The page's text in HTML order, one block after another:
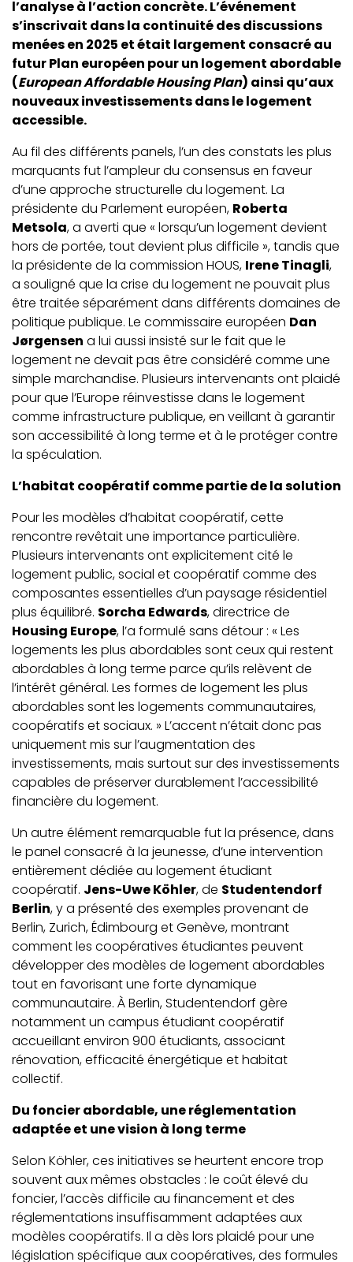
l’analyse à l’action concrète. L’événement
s’inscrivait dans la continuité des discussions
menées en 2025 et était largement consacré au
futur Plan européen pour un logement abordable
(European Affordable Housing Plan) ainsi qu’aux
nouveaux investissements dans le logement
accessible.
Au fil des différents panels, l’un des constats les plus
marquants fut l’ampleur du consensus en faveur
d’une approche structurelle du logement. La
présidente du Parlement européen, Roberta
Metsola, a averti que « lorsqu’un logement devient
hors de portée, tout devient plus difficile », tandis que
la présidente de la commission HOUS, Irene Tinagli,
a souligné que la crise du logement ne pouvait plus
être traitée séparément dans différents domaines de
politique publique. Le commissaire européen Dan
Jørgensen a lui aussi insisté sur le fait que le
logement ne devait pas être considéré comme une
simple marchandise. Plusieurs intervenants ont plaidé
pour que l’Europe réinvestisse dans le logement
comme infrastructure publique, en veillant à garantir
son accessibilité à long terme et à le protéger contre
la spéculation.
L’habitat coopératif comme partie de la solution
Pour les modèles d’habitat coopératif, cette
rencontre revêtait une importance particulière.
Plusieurs intervenants ont explicitement cité le
logement public, social et coopératif comme des
composantes essentielles d’un paysage résidentiel
plus équilibré. Sorcha Edwards, directrice de
Housing Europe, l’a formulé sans détour : « Les
logements les plus abordables sont ceux qui restent
abordables à long terme parce qu’ils relèvent de
l’intérêt général. Les formes de logement les plus
abordables sont les logements communautaires,
coopératifs et sociaux. » L’accent n’était donc pas
uniquement mis sur l’augmentation des
investissements, mais surtout sur des investissements
capables de préserver durablement l’accessibilité
financière du logement.
Un autre élément remarquable fut la présence, dans
le panel consacré à la jeunesse, d’une intervention
entièrement dédiée au logement étudiant
coopératif. Jens-Uwe Köhler, de Studentendorf
Berlin, y a présenté des exemples provenant de
Berlin, Zurich, Édimbourg et Genève, montrant
comment les coopératives étudiantes peuvent
développer des modèles de logement abordables
tout en favorisant une forte dynamique
communautaire. À Berlin, Studentendorf gère
notamment un campus étudiant coopératif
accueillant environ 900 étudiants, associant
rénovation, efficacité énergétique et habitat
collectif.
Du foncier abordable, une réglementation
adaptée et une vision à long terme
Selon Köhler, ces initiatives se heurtent encore trop
souvent aux mêmes obstacles : le coût élevé du
foncier, l’accès difficile au financement et des
réglementations insuffisamment adaptées aux
modèles coopératifs. Il a dès lors plaidé pour une
législation spécifique aux coopératives, des formules